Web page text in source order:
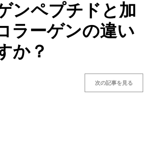
ンペプチドと加
ラーゲンの違い
か？
次の記事を見る